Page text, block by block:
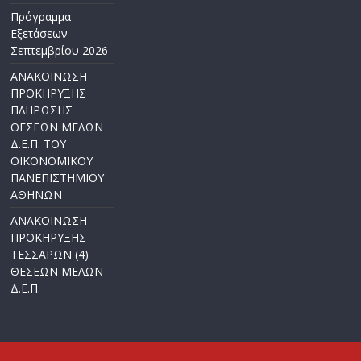
Πρόγραμμα
Εξετάσεων
Σεπτεμβρίου 2026
ΑΝΑΚΟΙΝΩΣΗ
ΠΡΟΚΗΡΥΞΗΣ
ΠΛΗΡΩΣΗΣ
ΘΕΣΕΩΝ ΜΕΛΩΝ
Δ.Ε.Π. ΤΟΥ
ΟΙΚΟΝΟΜΙΚΟΥ
ΠΑΝΕΠΙΣΤΗΜΙΟΥ
ΑΘΗΝΩΝ
ΑΝΑΚΟΙΝΩΣΗ
ΠΡΟΚΗΡΥΞΗΣ
ΤΕΣΣΑΡΩΝ (4)
ΘΕΣΕΩΝ ΜΕΛΩΝ
Δ.Ε.Π.